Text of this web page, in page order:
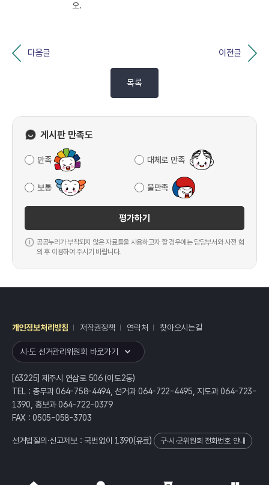
오.
다음글 이전글
목록
게시판 만족도
만족 대체로 만족
보통 불만족
평가하기
공공누리가 부착되지 않은 자료들을 사용하고자 할 경우에는 담당부서와 사전 협
의 후 이용하여 주시기 바랍니다.
개인정보처리방침 저작권정책 연락처 찾아오시는길
시·도 선거관리위원회 바로가기
[63225] 제주시 연삼로 506 (이도2동)
TEL : 총무과 064-758-4494, 선거과 064-722-4495, 지도과 064-723-
1390, 홍보과 064-722-0379
FAX : 0505-058-3703
선거법질의·신고제보 : 국번없이 1390(유료) 구·시·군위원회 전화번호 안내